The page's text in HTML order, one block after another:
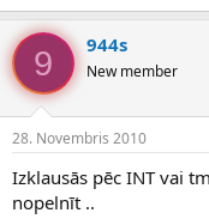
9 944s
New member
28. Novembris 2010
Izklausās pēc INT vai
nopelnīt ..